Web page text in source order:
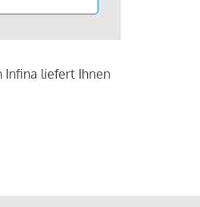
Infina liefert Ihnen